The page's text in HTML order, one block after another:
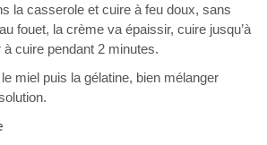
la casserole et cuire à feu doux, sans
fouet, la crème va épaissir, cuire jusqu’à
cuire pendant 2 minutes.
miel puis la gélatine, bien mélanger